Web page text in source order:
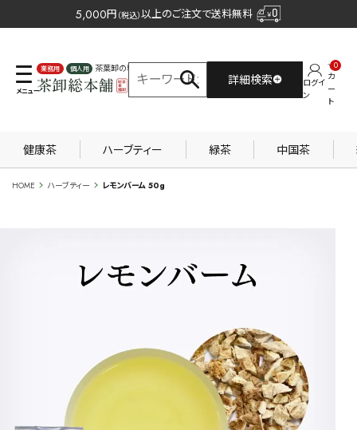
5,000円 （税込）以上のご注文で送料無料
業務用 個人用
茶葉卸の専門サイト
詳細検索
ログイ
ン
カ
ー
ト
0
健康茶 ハーブティー 緑茶 中国茶
HOME ハーブティー レモンバーム 50g